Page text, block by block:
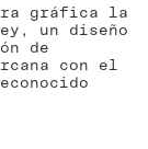
gráfica la
un diseño
de
con el